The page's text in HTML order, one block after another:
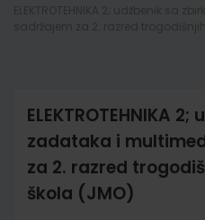
ELEKTROTEHNIKA
zadataka i
za 2. razred
škola (JMO)